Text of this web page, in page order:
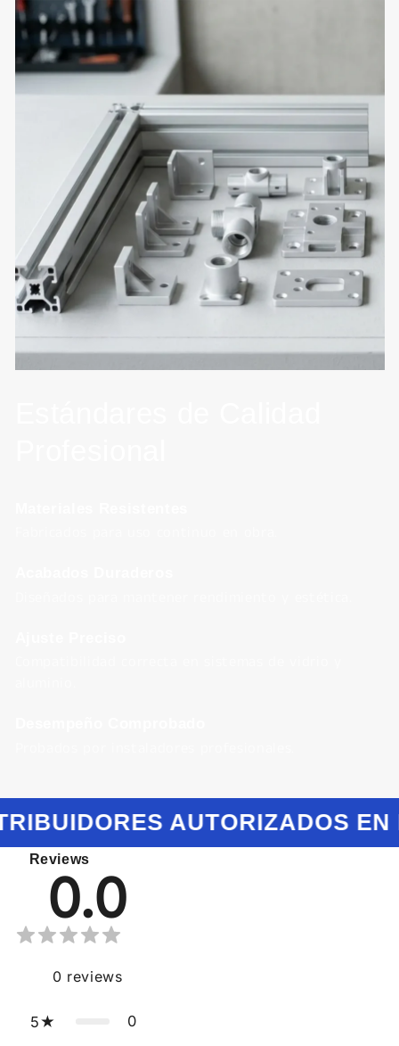
AUTORIZADOS EN
Reviews
0.0
0 reviews
5 0